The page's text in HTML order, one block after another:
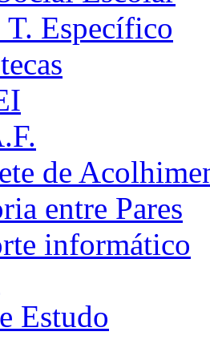
Específico
de
entre Pares
informático
Estudo